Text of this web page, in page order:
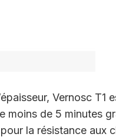
Vernosc T1
moins de 5 minutes
la résistance aux